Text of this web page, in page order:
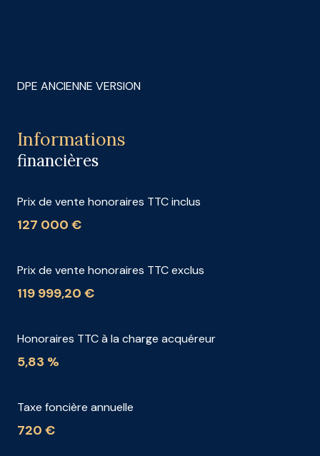
DPE ANCIENNE VERSION
Informations
financières
Prix de vente honoraires TTC inclus
127 000 €
Prix de vente honoraires TTC exclus
119 999,20 €
Honoraires TTC à la charge acquéreur
5,83 %
Taxe foncière annuelle
720 €